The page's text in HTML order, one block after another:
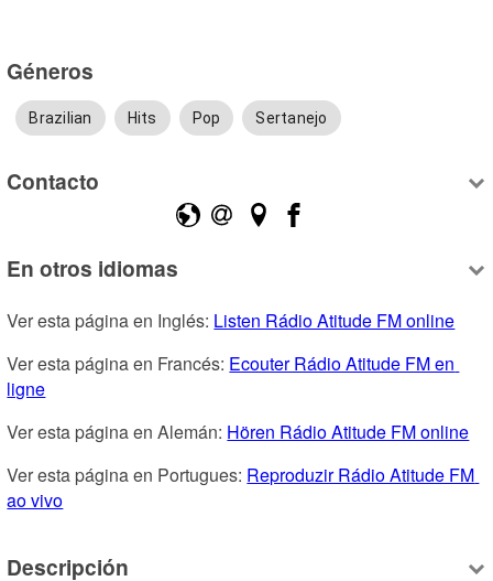
Géneros
Brazilian Hits Pop Sertanejo
Contacto
En otros idiomas
Ver esta página en Inglés: Listen Rádio Atitude FM online
Ver esta página en Francés: Ecouter Rádio Atitude FM en
ligne
Ver esta página en Alemán: Hören Rádio Atitude FM online
Ver esta página en Portugues: Reproduzir Rádio Atitude FM
ao vivo
Descripción